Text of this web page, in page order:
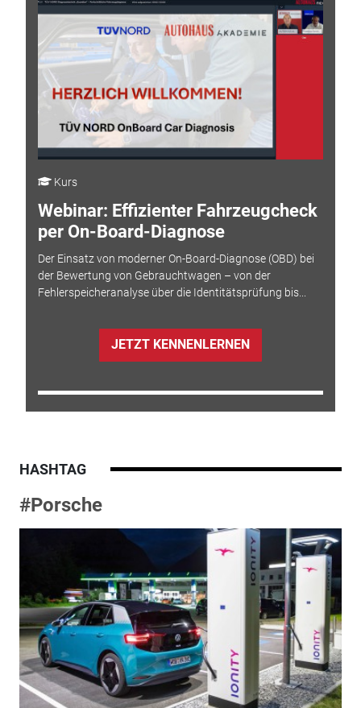
Kurs
Webinar: Effizienter Fahrzeugcheck
per On-Board-Diagnose
Der Einsatz von moderner On-Board-Diagnose (OBD) bei
der Bewertung von Gebrauchtwagen – von der
Fehlerspeicheranalyse über die Identitätsprüfung bis...
JETZT KENNENLERNEN
HASHTAG
#Porsche